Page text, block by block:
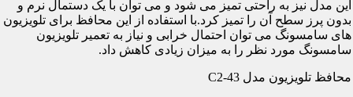
این مدل نیز به راحتی تمیز می شود و می توان با یک دستمال نرم و
بدون پرز سطح آن را تمیز کرد.با استفاده از این محافظ برای تلویزیون
های سامسونگ می توان احتمال خرابی و نیاز به تعمیر تلویزیون
سامسونگ مورد نظر را به میزان زیادی کاهش داد.
محافظ تلویزیون مدل C2-43